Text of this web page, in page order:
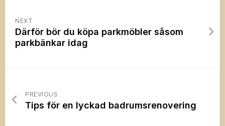
NEXT
Därför bör du köpa parkmöbler såsom
parkbänkar idag
PREVIOUS
Tips för en lyckad badrumsrenovering